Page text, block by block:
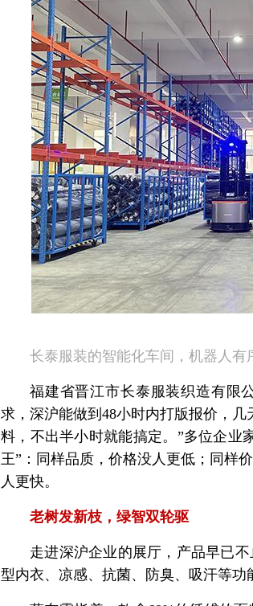
长泰服装的智能化车间，机器人
福建省晋江市长泰服装织造有限
求，深沪能做到48小时内打版报价，
料，不出半小时就能搞定。”多位企业
王”：同样品质，价格没人更低；同样
人更快。
老树发新枝，绿智双轮驱
走进深沪企业的展厅，产品早已
型内衣、凉感、抗菌、防臭、吸汗等功